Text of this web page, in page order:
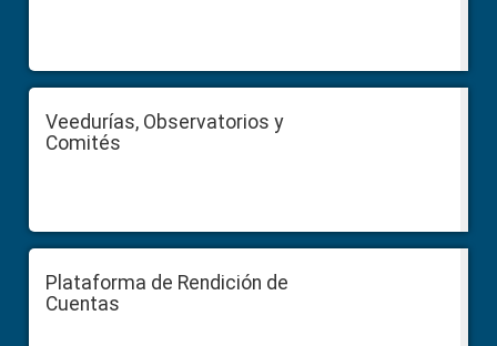
Veedurías, Observatorios y
Comités
Plataforma de Rendición de
Cuentas